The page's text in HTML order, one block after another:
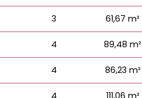
3 61,67 m²
4 89,48 m²
4 86,23 m²